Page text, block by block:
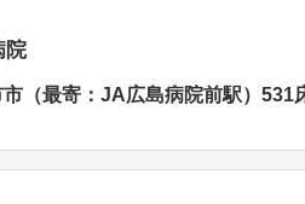
院
（最寄：JA広島病院前駅）531